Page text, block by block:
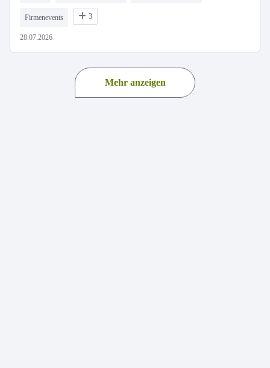
Firmenevents 3
28.07.2026
Mehr anzeigen